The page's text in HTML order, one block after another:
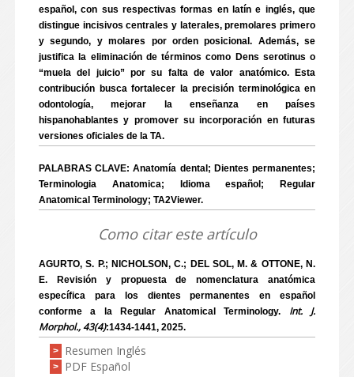
español, con sus respectivas formas en latín e inglés, que
distingue incisivos centrales y laterales, premolares primero
y segundo, y molares por orden posicional. Además, se
justifica la eliminación de términos como Dens serotinus o
“muela del juicio” por su falta de valor anatómico. Esta
contribución busca fortalecer la precisión terminológica en
odontología, mejorar la enseñanza en países
hispanohablantes y promover su incorporación en futuras
versiones oficiales de la TA.
PALABRAS CLAVE: Anatomía dental; Dientes permanentes;
Terminologia Anatomica; Idioma español; Regular
Anatomical Terminology; TA2Viewer.
Como citar este artículo
AGURTO, S. P.; NICHOLSON, C.; DEL SOL, M. & OTTONE, N.
E. Revisión y propuesta de nomenclatura anatómica
específica para los dientes permanentes en español
conforme a la Regular Anatomical Terminology.
Int. J.
Morphol., 43(4):1434-1441, 2025.
> Resumen Inglés
> PDF Español